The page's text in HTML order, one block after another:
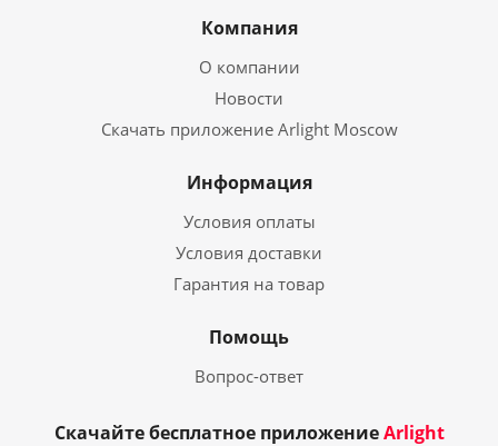
Компания
О компании
Новости
Скачать приложение Arlight Moscow
Информация
Условия оплаты
Условия доставки
Гарантия на товар
Помощь
Вопрос-ответ
Скачайте бесплатное приложениеArlight